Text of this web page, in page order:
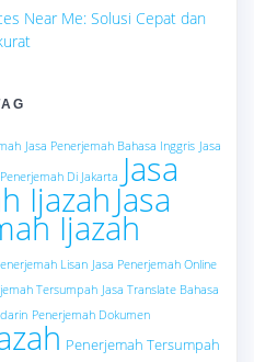
Near Me: Solusi Cepat dan
Jasa Penerjemah Bahasa Inggris Jasa
Penerjemah Di Jakarta Jasa
Ijazah Jasa
Ijazah
Lisan Jasa Penerjemah Online
Tersumpah Jasa Translate Bahasa
Penerjemah Dokumen
Penerjemah Tersumpah